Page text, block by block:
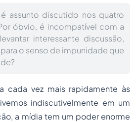
assunto discutido nos quatro
óbvio, é incompatível com a
interessante discussão,
o senso de impunidade que
cada vez mais rapidamente às
indiscutivelmente em um
a mídia tem um poder enorme